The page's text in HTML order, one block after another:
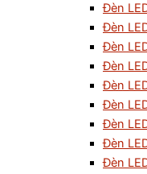
Đèn
Đèn
Đèn
Đèn
Đèn
Đèn
Đèn
Đèn
Đèn